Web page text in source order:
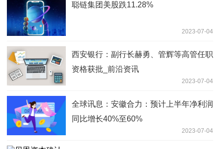
聪链集团美股跌11.28%
2023-07-04
西安银行：副行长赫勇、管辉等高管任职
资格获批_前沿资讯
2023-07-04
全球讯息：安徽合力：预计上半年净利润
同比增长40%至60%
2023-07-04